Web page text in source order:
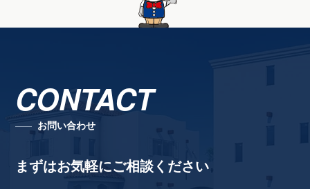
CONTACT
お問い合わせ
まずはお気軽にご相談ください